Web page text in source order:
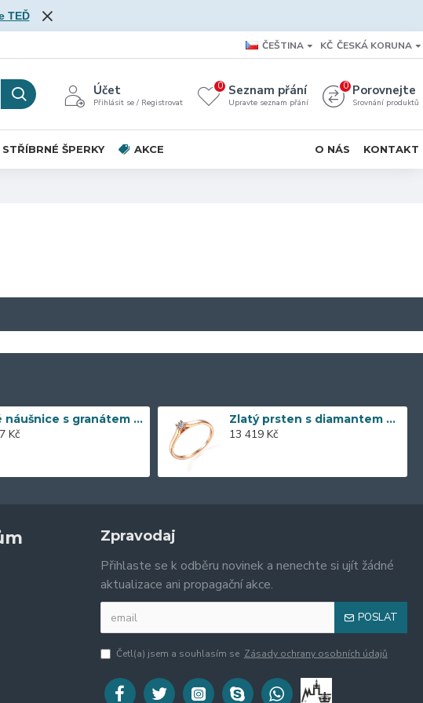
TEĎ
ČEŠTINA KČ ČESKÁ KORUNA
Účet
Přihlásit se / Registrovat
Seznam přání
Upravte seznam přání
0 Porovnejte
Srovnání produktů
0
STŘÍBRNÉ ŠPERKY AKCE O NÁS KONTAKT
Zlaté náušnice s granátem 585/1000, 3,57 gr - 73805E002
Kč
Zlatý prsten s diamantem 585/1000, 0,04 ct - 55118R032
13 419 Kč
Zpravodaj
Přihlaste se k odběru novinek a nenechte si ujít žádné
aktualizace ani propagační akce.
POSLAT
Četl(a) jsem a souhlasím se Zásady ochrany osobních údajů